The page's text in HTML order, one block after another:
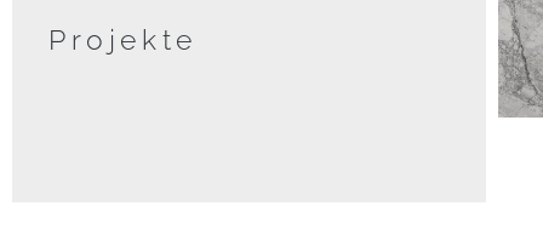
Projekte